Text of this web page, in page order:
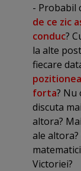
- Probabil
de ce zic
conduc?
la alte
fiecare
forta? Nu
discuta
altora?
ale
Victoriei?